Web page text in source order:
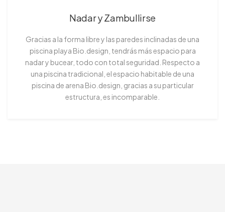
Nadar y Zambullirse
Gracias a la forma libre y las paredes inclinadas de una
piscina playa Bio.design, tendrás más espacio para
nadar y bucear, todo con total seguridad. Respecto a
una piscina tradicional, el espacio habitable de una
piscina de arena Bio.design, gracias a su particular
estructura, es incomparable.